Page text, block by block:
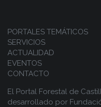
PORTALES TEMÁTICOS
SERVICIOS
ACTUALIDAD
EVENTOS
CONTACTO
El Portal Forestal de
desarrollado por